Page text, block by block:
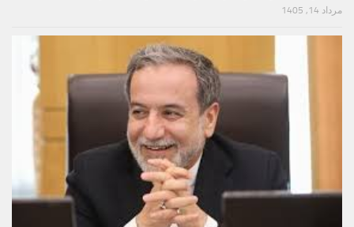
مرداد 14, 1405